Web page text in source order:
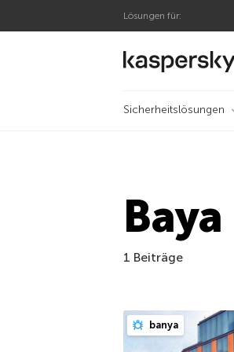
Lösungen für:
Sicherheitslösungen
Baya
1 Beiträge
banya